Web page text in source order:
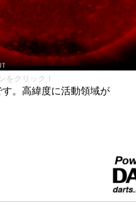
をクリック！
。高緯度に活動領域が